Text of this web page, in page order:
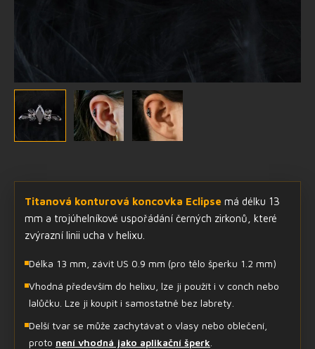
Titanová konturová koncovka Eclipse má délku 13
mm a trojúhelníkové uspořádání černých zirkonů, které
zvýrazní linii ucha v helixu.
Délka 13 mm, závit US 0.9 mm (pro tělo šperku 1.2 mm)
Vhodná především do helixu, lze ji použít i v conch nebo
lalůčku. Lze ji koupit i samostatně bez labrety.
Delší tvar se může zachytávat o vlasy nebo oblečení,
proto není vhodná jako aplikační šperk